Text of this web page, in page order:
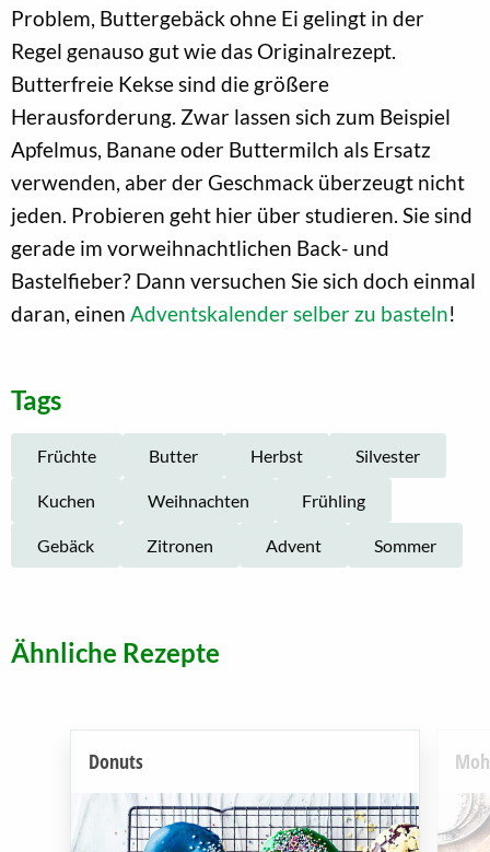
Problem, Buttergebäck ohne Ei gelingt in der
Regel genauso gut wie das Originalrezept.
Butterfreie Kekse sind die größere
Herausforderung. Zwar lassen sich zum Beispiel
Apfelmus, Banane oder Buttermilch als Ersatz
verwenden, aber der Geschmack überzeugt nicht
jeden. Probieren geht hier über studieren. Sie sind
gerade im vorweihnachtlichen Back- und
Bastelfieber? Dann versuchen Sie sich doch einmal
daran, einen Adventskalender selber zu basteln!
Tags
Früchte Butter Herbst Silvester
Kuchen Weihnachten Frühling
Gebäck Zitronen Advent Sommer
Ähnliche Rezepte
Donuts